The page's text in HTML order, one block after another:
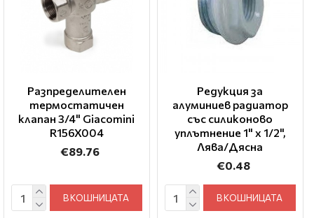
Разпределителен
термостатичен
клапан 3/4" Giacomini
R156X004
€89.76
В КОШНИЦАТА
Редукция за
алуминиев радиатор
със силиконово
уплътнение 1" x 1/2",
Лява/Дясна
€0.48
В КОШНИЦАТА